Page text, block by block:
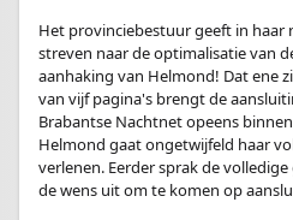
Het provinciebestuur geeft in haar
streven naar de optimalisatie van
aanhaking van Helmond! Dat ene
van vijf pagina's brengt de
Brabantse Nachtnet opeens
Helmond gaat ongetwijfeld haar
verlenen. Eerder sprak de
de wens uit om te komen op